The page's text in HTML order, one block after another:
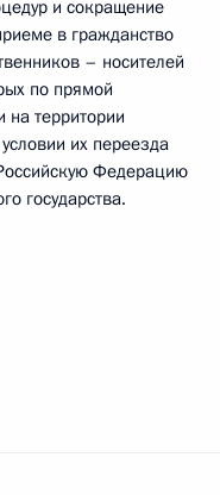
и сокращение
в гражданство
– носителей
по прямой
территории
их переезда
Федерацию
государства.